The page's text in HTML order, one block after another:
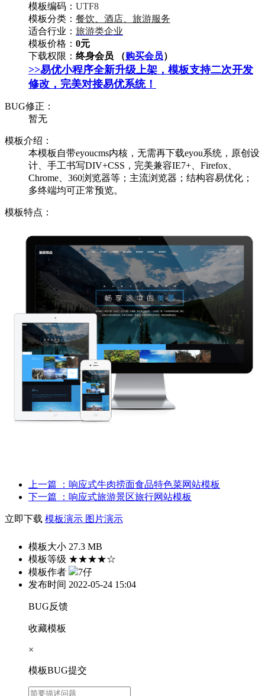
模板编码： UTF8
模板分类： 餐饮、酒店、旅游服务
适合行业： 旅游类企业
模板价格： 0元
下载权限： 终身会员 （购买会员）
>>易优小程序全新升级上架，模板支持二次开发
修改，完美对接易优系统！
BUG修正：
暂无
模板介绍：
本模板自带eyoucms内核，无需再下载eyou系统，原创设
计、手工书写DIV+CSS，完美兼容IE7+、Firefox、
Chrome、360浏览器等；主流浏览器；结构容易优化；
多终端均可正常预览。
模板特点：
上一篇
：响应式牛肉捞面食品特色菜网站模板
下一篇
：响应式旅游景区旅行网站模板
立即下载 模板演示 图片演示
模板大小 27.3 MB
模板等级 ★★★★☆
模板作者
7仔
发布时间 2022-05-24 15:04
BUG反馈
收藏模板
×
模板BUG提交